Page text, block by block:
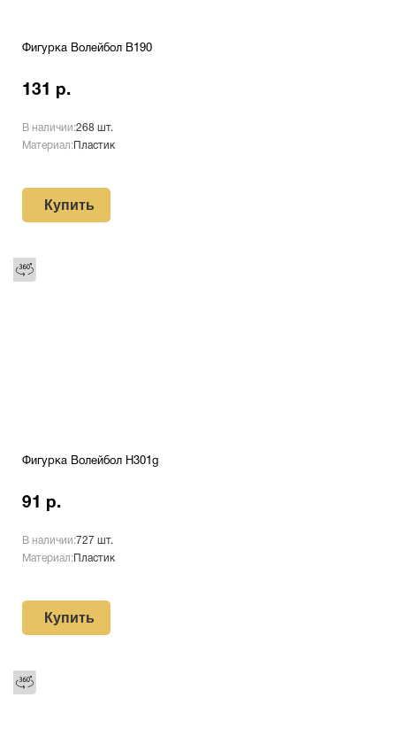
Фигурка Волейбол B190
131 р.
В наличии:268 шт.
Материал: Пластик
Купить
Фигурка Волейбол H301g
91 р.
В наличии:727 шт.
Материал: Пластик
Купить